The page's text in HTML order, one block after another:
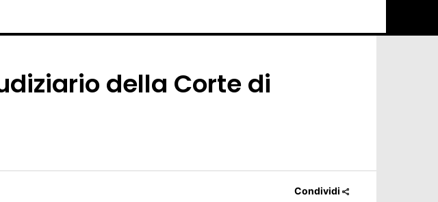
della Corte di
Condividi